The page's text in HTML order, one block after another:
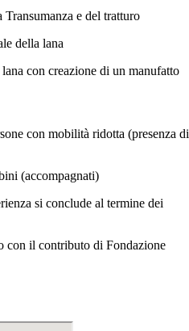
e del tratturo
della lana
con creazione di un manufatto
con mobilità ridotta (presenza di
(accompagnati)
si conclude al termine dei
con il contributo di Fondazione